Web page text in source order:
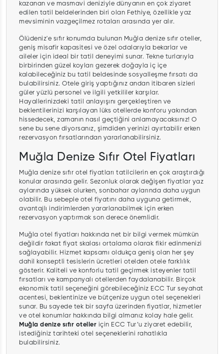
kazanan ve masmavi deniziyle dünyanın en çok ziyaret
edilen tatil beldelerinden biri olan Fethiye, özellikle yaz
mevsiminin vazgeçilmez rotaları arasında yer alır.
Ölüdeniz'e sıfır konumda bulunan Muğla denize sıfır oteller,
geniş misafir kapasitesi ve özel odalarıyla bekarlar ve
aileler için ideal bir tatil deneyimi sunar. Tekne turlarıyla
birbirinden güzel koyları gezerek doğayla iç içe
kalabileceğiniz bu tatil beldesinde sosyalleşme fırsatı da
bulabilirsiniz. Otele giriş yaptığınız andan itibaren sizleri
güler yüzlü personel ve ilgili yetkililer karşılar.
Hayallerinizdeki tatil anlayışını gerçekleştiren ve
beklentilerinizi karşılayan lüks otellerde konforu yakından
hissedecek, zamanın nasıl geçtiğini anlamayacaksınız! O
sene bu sene diyorsanız, şimdiden yerinizi ayırtabilir erken
rezervasyon fırsatlarından yararlanabilirsiniz.
Muğla Denize Sıfır Otel Fiyatları
Muğla denize sıfır otel fiyatları tatilcilerin en çok araştırdığı
konular arasında gelir. Sezonluk olarak değişen fiyatlar yaz
aylarında yüksek olurken, sonbahar aylarında daha uygun
olabilir. Bu sebeple otel fiyatını daha uyguna getirmek,
avantajlı indirimlerden yararlanabilmek için erken
rezervasyon yaptırmak son derece önemlidir.
Muğla otel fiyatları hakkında net bir bilgi vermek mümkün
değildir fakat fiyat skalası ortalama olarak fikir edinmenizi
sağlayabilir. Hizmet kapsamı oldukça geniş olan her şey
dahil konseptli tesislerin ücretleri otelden otele farklılık
gösterir. Kaliteli ve konforlu tatil geçirmek isteyenler tatil
fırsatları ve kampanyalı otellerden faydalanabilir. Birçok
ekonomik tatil seçeneğini görebileceğiniz ECC Tur seyahat
acentesi, beklentinize ve bütçenize uygun otel seçenekleri
sunar. Bu sayede tek bir sayfa üzerinden fiyatlar, hizmetler
ve otel konumlar hakkında bilgi almanız kolay hale gelir.
Muğla denize sıfır oteller için ECC Tur’u ziyaret edebilir,
istediğiniz tarihteki otel seçeneklerini rahatlıkla
bulabilirsiniz.